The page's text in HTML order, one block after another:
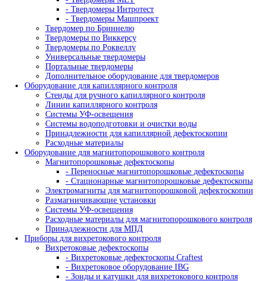
Автоматизированные системы УЗК контроля
Оборудование для изготовления искусственных
Ультразвуковые сканеры
- Ручные сканеры
- Автоматизированные сканеры
Гель и ингибиторы коррозии для УЗ контроля
Преобразователи
- Преобразователи для толщиномеров (ПЭП)
- Ультразвуковые преобразователи (УЗ ПЭП)
Стандартные образцы
Оборудование для радиографического контроля
Комплексы цифровой радиографии
Промышленные рентгеновские аппараты
- Импульсные рентгеновские аппараты
- Переносные аппараты постоянного
- Стационарные рентгеновские аппараты
- Штативы, устройства крепления
Системы оцифровки рентгеновских снимков
Промышленные негатоскопы
Кроулеры рентгеновские
Промышленная рентгеновская пленка
- AGFA
- Kodak
- Тасма
Рентгено-телевизионные системы